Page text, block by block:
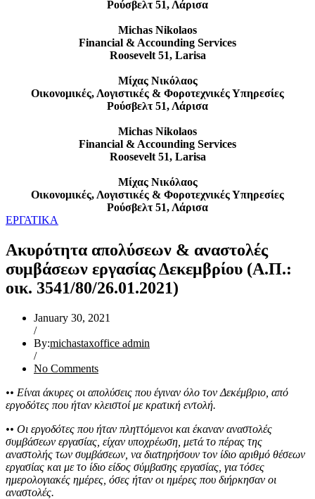
Ρούσβελτ 51, Λάρισα
Michas Nikolaos
Financial & Accounding Services
Roosevelt 51, Larisa
Μίχας Νικόλαος
Οικονομικές, Λογιστικές & Φοροτεχνικές Υπηρεσίες
Ρούσβελτ 51, Λάρισα
Michas Nikolaos
Financial & Accounding Services
Roosevelt 51, Larisa
Μίχας Νικόλαος
Οικονομικές, Λογιστικές & Φοροτεχνικές Υπηρεσίες
Ρούσβελτ 51, Λάρισα
ΕΡΓΑΤΙΚΑ
Ακυρότητα απολύσεων & αναστολές
συμβάσεων εργασίας Δεκεμβρίου (Α.Π.:
οικ. 3541/80/26.01.2021)
January 30, 2021
/
By:michastaxoffice admin
/
No Comments
•• Είναι άκυρες οι απολύσεις που έγιναν όλο τον Δεκέμβριο, από
εργοδότες που ήταν κλειστοί με κρατική εντολή.
•• Οι εργοδότες που ήταν πληττόμενοι και έκαναν αναστολές
συμβάσεων εργασίας, είχαν υποχρέωση, μετά το πέρας της
αναστολής των συμβάσεων, να διατηρήσουν τον ίδιο αριθμό θέσεων
εργασίας και με το ίδιο είδος σύμβασης εργασίας, για τόσες
ημερολογιακές ημέρες, όσες ήταν οι ημέρες που διήρκησαν οι
αναστολές.